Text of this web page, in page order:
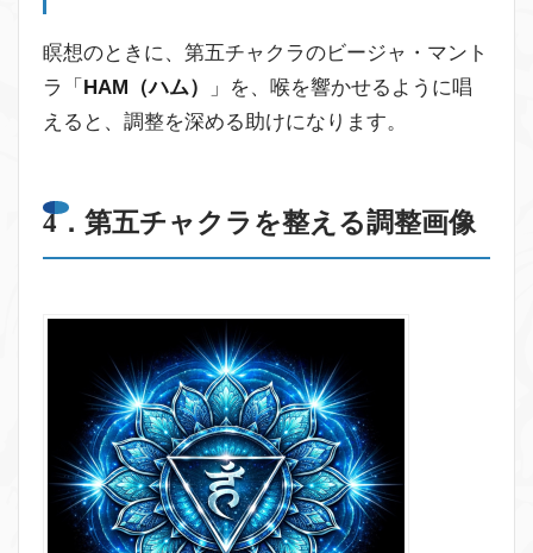
瞑想のときに、第五チャクラのビージャ・マント
ラ「 HAM（ハム）
」を、喉を響かせるように唱
えると、調整を深める助けになります。
4．第五チャクラを整える調整画像